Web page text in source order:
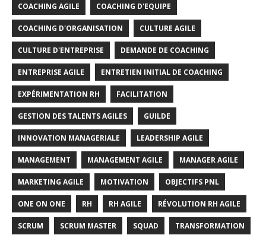
COACHING AGILE COACHING D'EQUIPE
COACHING D'ORGANISATION CULTURE AGILE
CULTURE D'ENTREPRISE DEMANDE DE COACHING
ENTREPRISE AGILE ENTRETIEN INITIAL DE COACHING
EXPÉRIMENTATION RH FACILITATION
GESTION DES TALENTS AGILES GUILDE
INNOVATION MANAGERIALE LEADERSHIP AGILE
MANAGEMENT MANAGEMENT AGILE MANAGER AGILE
MARKETING AGILE MOTIVATION OBJECTIFS PNL
ONE ON ONE RH RH AGILE RÉVOLUTION RH AGILE
SCRUM SCRUM MASTER SQUAD TRANSFORMATION